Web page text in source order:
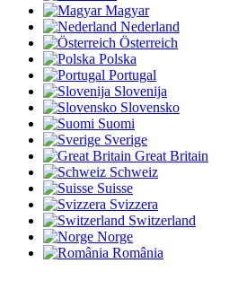
Magyar
Nederland
Österreich
Polska
Portugal
Slovenija
Slovensko
Suomi
Sverige
Great Britain
Schweiz
Suisse
Svizzera
Switzerland
Norge
România